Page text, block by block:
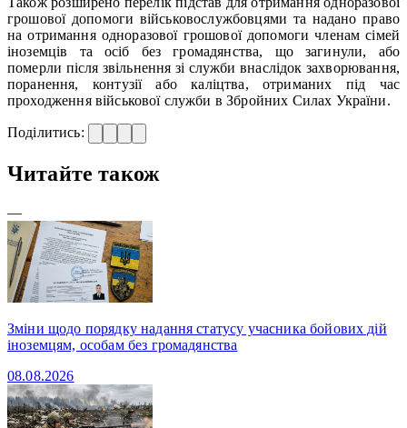
грошової допомоги військовослужбовцями та надано право
на отримання одноразової грошової допомоги членам сімей
іноземців та осіб без громадянства, що загинули, або
померли після звільнення зі служби внаслідок захворювання,
поранення, контузії або каліцтва, отриманих під час
проходження військової служби в Збройних Силах України.
Поділитись:
Читайте також
—
Зміни щодо порядку надання статусу учасника бойових дій
іноземцям, особам без громадянства
08.08.2026